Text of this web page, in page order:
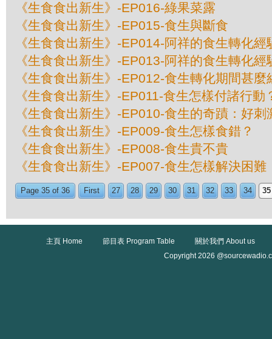
《生食食出新生》-EP016-綠果菜露
《生食食出新生》-EP015-食生與斷食
《生食食出新生》-EP014-阿祥的食生轉化經
《生食食出新生》-EP013-阿祥的食生轉化經
《生食食出新生》-EP012-食生轉化期間甚麼
《生食食出新生》-EP011-食生怎樣付諸行動
《生食食出新生》-EP010-食生的奇蹟：好刺
《生食食出新生》-EP009-食生怎樣食錯？
《生食食出新生》-EP008-食生貴不貴
《生食食出新生》-EP007-食生怎樣解決困難
Page 35 of 36 First 27 28 29 30 31 32 33 34 35
主頁 Home 節目表 Program Table
關於我們 About us
Copyright 2026